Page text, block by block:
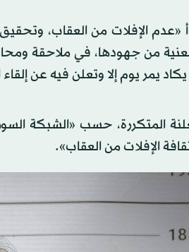
‏الإفلات من العقاب، وتحقيق
من جهودها، ‏في ملاحقة
يمر يوم إلا وتعلن فيه عن
المتكررة، حسب «الشبكة
الإفلات من العقاب».